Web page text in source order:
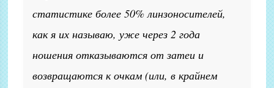
статистике более 50% линзоносителей,
как я их называю, уже через 2 года
ношения отказываются от затеи и
возвращаются к очкам (или, в крайнем